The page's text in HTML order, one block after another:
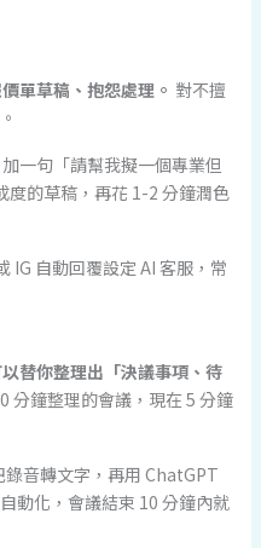
單草稿、抱怨處理。 對不擅
一句「請幫我擬一個專業但
度的草稿，再花 1-2 分鐘潤色
IG 自動回覆設定 AI 客服，常
替你整理出「決議事項、待
分鐘整理的會議，現在 5 分鐘
音轉文字，再用 ChatGPT
動化，會議結束 10 分鐘內就